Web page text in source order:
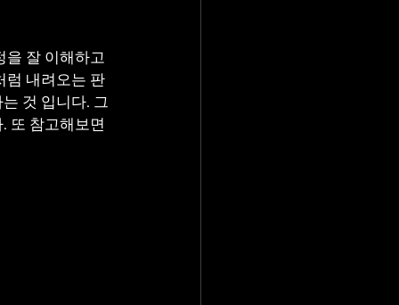
을 잘 이해하고
럼 내려오는 판
것 입니다. 그
또 참고해보면